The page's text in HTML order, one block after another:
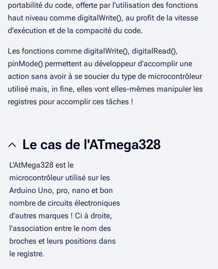
portabilité du code, offerte par l'utilisation des fonctions
haut niveau comme digitalWrite(), au profit de la vitesse
d'exécution et de la compacité du code.
Les fonctions comme digitalWrite(), digitalRead(),
pinMode() permettent au développeur d'accomplir une
action sans avoir à se soucier du type de microcontrôleur
utilisé mais, in fine, elles vont elles-mêmes manipuler les
registres pour accomplir ces tâches !
Le cas de l'ATmega328
L'AtMega328 est le
microcontrôleur utilisé sur les
Arduino Uno, pro, nano et bon
nombre de circuits électroniques
d'autres marques ! Ci à droite,
l'association entre le nom des
broches et leurs positions dans
le registre.